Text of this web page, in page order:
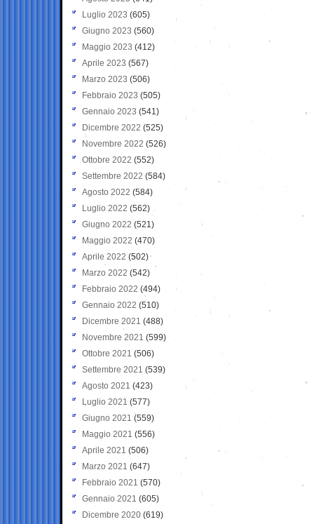
Luglio 2023 (605)
Giugno 2023 (560)
Maggio 2023 (412)
Aprile 2023 (567)
Marzo 2023 (506)
Febbraio 2023 (505)
Gennaio 2023 (541)
Dicembre 2022 (525)
Novembre 2022 (526)
Ottobre 2022 (552)
Settembre 2022 (584)
Agosto 2022 (584)
Luglio 2022 (562)
Giugno 2022 (521)
Maggio 2022 (470)
Aprile 2022 (502)
Marzo 2022 (542)
Febbraio 2022 (494)
Gennaio 2022 (510)
Dicembre 2021 (488)
Novembre 2021 (599)
Ottobre 2021 (506)
Settembre 2021 (539)
Agosto 2021 (423)
Luglio 2021 (577)
Giugno 2021(559)
Maggio 2021 (556)
Aprile 2021 (506)
Marzo 2021 (647)
Febbraio 2021 (570)
Gennaio 2021 (605)
Dicembre 2020 (619)